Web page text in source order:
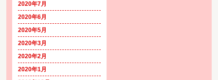
2020年7月
2020年6月
2020年5月
2020年3月
2020年2月
2020年1月